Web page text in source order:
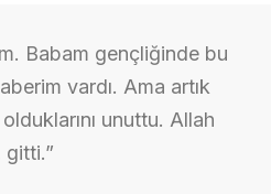
Babam gençliğinde bu
vardı. Ama artık
unuttu. Allah
gitti.”